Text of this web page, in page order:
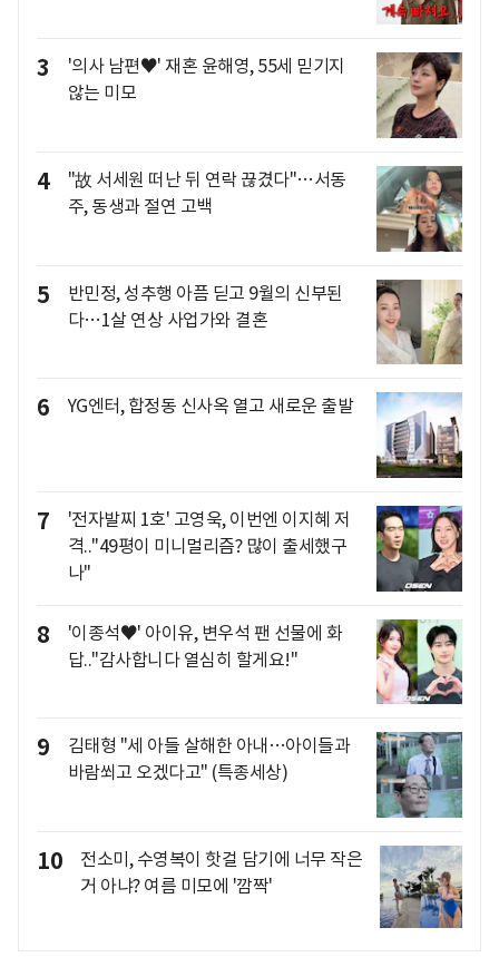
3
'의사 남편♥' 재혼 윤해영, 55세 믿기지
않는 미모
4
"故 서세원 떠난 뒤 연락 끊겼다"…서동
주, 동생과 절연 고백
5
반민정, 성추행 아픔 딛고 9월의 신부된
다…1살 연상 사업가와 결혼
6 YG엔터, 합정동 신사옥 열고 새로운 출발
7
'전자발찌 1호' 고영욱, 이번엔 이지혜 저
격.."49평이 미니멀리즘? 많이 출세했구
나"
8
'이종석♥' 아이유, 변우석 팬 선물에 화
답.."감사합니다 열심히 할게요!"
9
김태형 "세 아들 살해한 아내…아이들과
바람쐬고 오겠다고" (특종세상)
10
전소미, 수영복이 핫걸 담기에 너무 작은
거 아냐? 여름 미모에 '깜짝'